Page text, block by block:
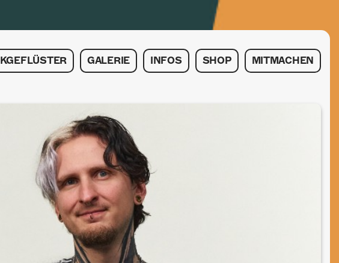
GALERIE INFOS SHOP MITMACHEN